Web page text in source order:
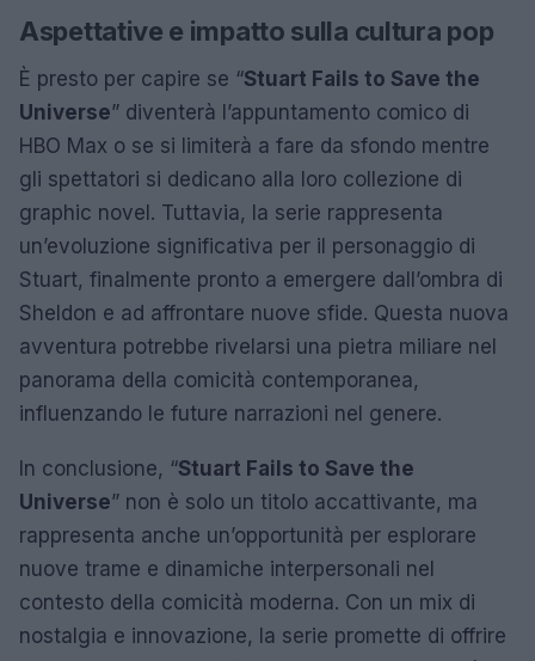
Aspettative e impatto sulla cultura pop
È presto per capire se “Stuart Fails to Save the
Universe” diventerà l’appuntamento comico di
HBO Max o se si limiterà a fare da sfondo mentre
gli spettatori si dedicano alla loro collezione di
graphic novel. Tuttavia, la serie rappresenta
un’evoluzione significativa per il personaggio di
Stuart, finalmente pronto a emergere dall’ombra di
Sheldon e ad affrontare nuove sfide. Questa nuova
avventura potrebbe rivelarsi una pietra miliare nel
panorama della comicità contemporanea,
influenzando le future narrazioni nel genere.
In conclusione, “Stuart Fails to Save the
Universe” non è solo un titolo accattivante, ma
rappresenta anche un’opportunità per esplorare
nuove trame e dinamiche interpersonali nel
contesto della comicità moderna. Con un mix di
nostalgia e innovazione, la serie promette di offrire